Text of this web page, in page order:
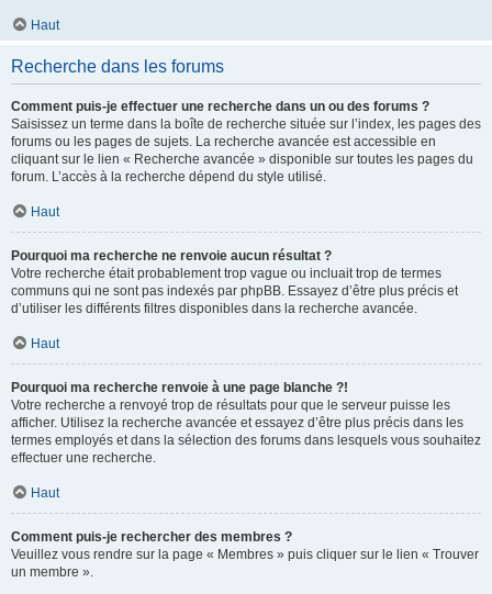
Haut
Recherche dans les forums
Comment puis-je effectuer une recherche dans un ou des forums ?
Saisissez un terme dans la boîte de recherche située sur l’index, les pages des
forums ou les pages de sujets. La recherche avancée est accessible en
cliquant sur le lien « Recherche avancée » disponible sur toutes les pages du
forum. L’accès à la recherche dépend du style utilisé.
Haut
Pourquoi ma recherche ne renvoie aucun résultat ?
Votre recherche était probablement trop vague ou incluait trop de termes
communs qui ne sont pas indexés par phpBB. Essayez d’être plus précis et
d’utiliser les différents filtres disponibles dans la recherche avancée.
Haut
Pourquoi ma recherche renvoie à une page blanche ?!
Votre recherche a renvoyé trop de résultats pour que le serveur puisse les
afficher. Utilisez la recherche avancée et essayez d’être plus précis dans les
termes employés et dans la sélection des forums dans lesquels vous souhaitez
effectuer une recherche.
Haut
Comment puis-je rechercher des membres ?
Veuillez vous rendre sur la page « Membres » puis cliquer sur le lien « Trouver
un membre ».